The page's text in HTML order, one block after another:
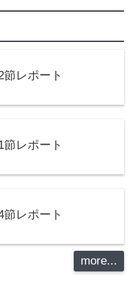
レポート
レポート
レポート
more...